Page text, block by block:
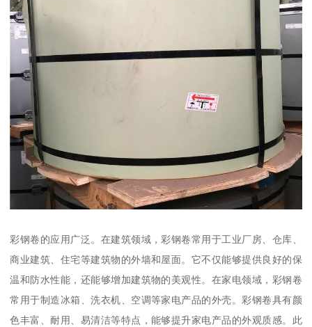
彩钢卷的应用广泛。在建筑领域，彩钢卷常用于工业厂房、仓库、
商业建筑、住宅等建筑物的外墙和屋面。它不仅能够提供良好的保
温和防水性能，还能够增加建筑物的美观性。在家电领域，彩钢卷
常用于制造冰箱、洗衣机、空调等家电产品的外壳。彩钢卷具有颜
色丰富、耐用、易清洁等特点，能够提升家电产品的外观质感。此